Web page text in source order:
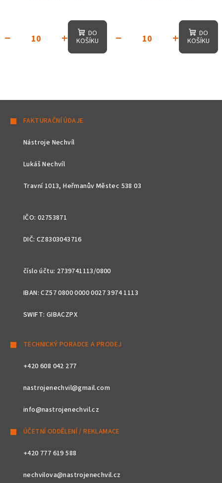
+
−
DO
KOŠÍKU
+
−
DO
KOŠÍKU
FAKTURAČNÍ ÚDAJE
Nástroje Nechvíl
Lukáš Nechvíl
Travní 1013, Heřmanův Městec 538 03
IČO: 02753871
DIČ: CZ8303043716
číslo účtu: 2739741113/0800
IBAN: CZ57 0800 0000 0027 3974 1113
SWIFT: GIBACZPX
TECHNICKÝ PORADCE A PRODEJ
+420 608 042 277
nastrojenechvil@gmail.com
info@nastrojenechvil.cz
ÚČETNÍ ODDĚLENÍ / REKLAMACE
+420 777 619 588
nechvilova@nastrojenechvil.cz